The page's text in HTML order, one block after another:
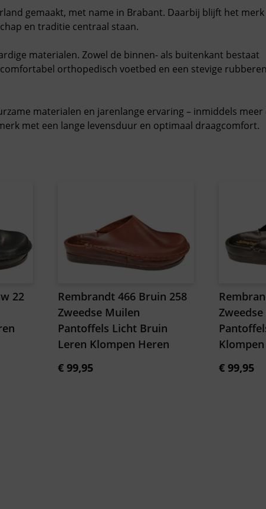
gemaakt, met name in Brabant. Daarbij blijft het merk
en traditie centraal staan.
materialen. Zowel de binnen- als buitenkant bestaat
orthopedisch voetbed en een stevige rubberen
materialen en jarenlange ervaring – inmiddels meer
met een lange levensduur en optimaal draagcomfort.
22
Rembrandt 466 Bruin 258
Zweedse Muilen
Pantoffels Licht Bruin
Leren Klompen Heren
€ 99,95
€99,95